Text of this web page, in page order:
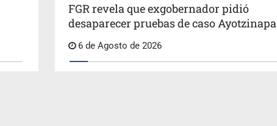
FGR revela que exgobernador pidió
desaparecer pruebas de caso Ayotzinapa
6 de Agosto de 2026